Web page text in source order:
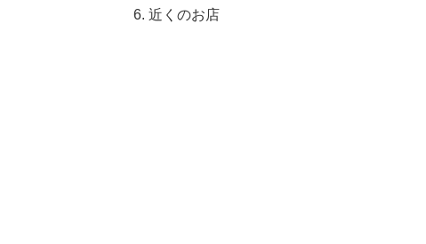
近くのお店